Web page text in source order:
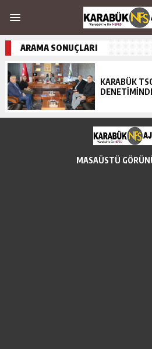
ARAMA SONUÇLARI
KARABÜK
MASAÜSTÜ